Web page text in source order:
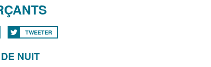
TWEETER
NUIT